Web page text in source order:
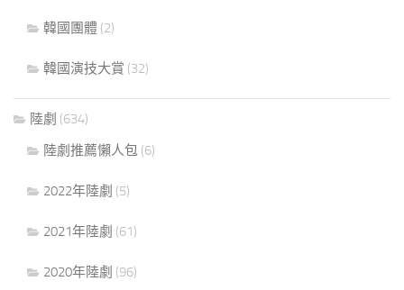
韓國團體 (2)
韓國演技大賞 (32)
陸劇 (634)
陸劇推薦懶人包 (6)
2022年陸劇 (5)
2021年陸劇 (61)
2020年陸劇 (96)